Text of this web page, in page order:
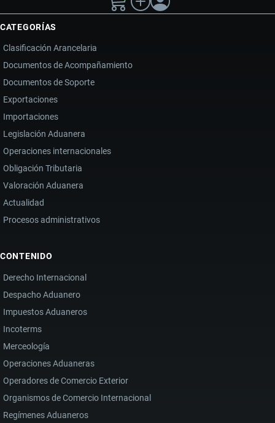
CATEGORÍAS
Clasificación Arancelaria
Documentos de Acompañamiento
Documentos de Soporte
Exportaciones
Importaciones
Legislación Aduanera
Operaciones internacionales
Obligación Tributaria
Valoración Aduanera
Actualidad
Procesos administrativos
CONTENIDO
Derecho Internacional
Despacho Aduanero
Impuestos Aduaneros
Incoterms
Merceología
Operaciones Aduaneras
Operadores de Comercio Exterior
Organismos de Comercio Internacional
Regímenes Aduaneros